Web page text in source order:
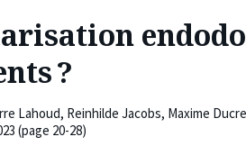
?
Lahoud, Reinhilde Jacobs, Maxime
(page 20-28)